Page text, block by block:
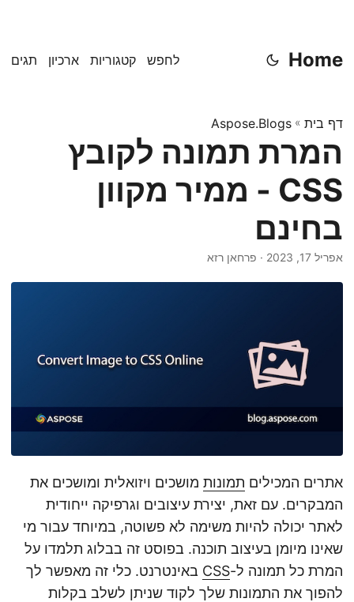
Home לחפש קטגוריות ארכיון תגים
דף בית »
Aspose.Blogs
המרת תמונה לקובץ
CSS - ממיר מקוון
בחינם
אפריל 17, 2023 · פרחאן רזא
אתרים המכילים תמונות מושכים ויזואלית ומושכים את
המבקרים. עם זאת, יצירת עיצובים וגרפיקה ייחודית
לאתר יכולה להיות משימה לא פשוטה, במיוחד עבור מי
שאינו מיומן בעיצוב תוכנה. בפוסט זה בבלוג תלמדו על
המרת כל תמונה ל-CSS באינטרנט. כלי זה מאפשר לך
להפוך את התמונות שלך לקוד שניתן לשלב בקלות